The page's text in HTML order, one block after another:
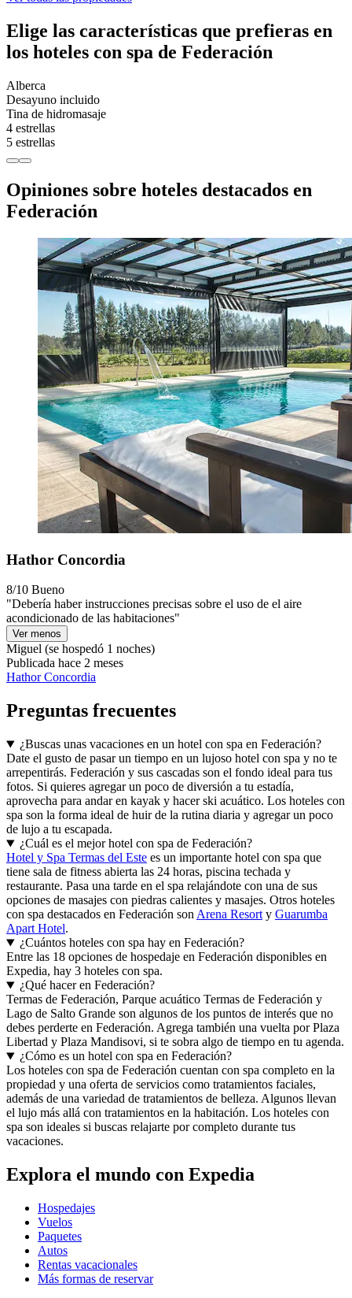
Elige las características que prefieras en
los hoteles con spa de Federación
Alberca
Desayuno incluido
Tina de hidromasaje
4 estrellas
5 estrellas
Opiniones sobre hoteles destacados en
Federación
Hathor Concordia
8/10 Bueno
"Debería haber instrucciones precisas sobre el uso de el aire
acondicionado de las habitaciones"
Ver menos
Miguel (se hospedó 1 noches)
Publicada hace 2 meses
Hathor Concordia
Preguntas frecuentes
¿Buscas unas vacaciones en un hotel con spa en Federación?
Date el gusto de pasar un tiempo en un lujoso hotel con spa y no te
arrepentirás. Federación y sus cascadas son el fondo ideal para tus
fotos. Si quieres agregar un poco de diversión a tu estadía,
aprovecha para andar en kayak y hacer ski acuático. Los hoteles con
spa son la forma ideal de huir de la rutina diaria y agregar un poco
de lujo a tu escapada.
¿Cuál es el mejor hotel con spa de Federación?
Hotel y Spa Termas del Este es un importante hotel con spa que
tiene sala de fitness abierta las 24 horas, piscina techada y
restaurante. Pasa una tarde en el spa relajándote con una de sus
opciones de masajes con piedras calientes y masajes. Otros hoteles
con spa destacados en Federación son Arena Resort y Guarumba
Apart Hotel.
¿Cuántos hoteles con spa hay en Federación?
Entre las 18 opciones de hospedaje en Federación disponibles en
Expedia, hay 3 hoteles con spa.
¿Qué hacer en Federación?
Termas de Federación, Parque acuático Termas de Federación y
Lago de Salto Grande son algunos de los puntos de interés que no
debes perderte en Federación. Agrega también una vuelta por Plaza
Libertad y Plaza Mandisovi, si te sobra algo de tiempo en tu agenda.
¿Cómo es un hotel con spa en Federación?
Los hoteles con spa de Federación cuentan con spa completo en la
propiedad y una oferta de servicios como tratamientos faciales,
además de una variedad de tratamientos de belleza. Algunos llevan
el lujo más allá con tratamientos en la habitación. Los hoteles con
spa son ideales si buscas relajarte por completo durante tus
vacaciones.
Explora el mundo con Expedia
Hospedajes
Vuelos
Paquetes
Autos
Rentas vacacionales
Más formas de reservar